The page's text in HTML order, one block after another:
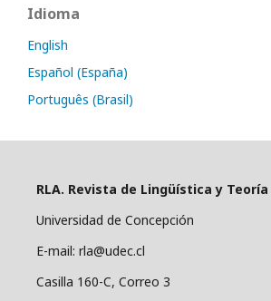
Idioma
English
Español (España)
Português (Brasil)
RLA. Revista de Lingüística y
Universidad de Concepción
E-mail: rla@udec.cl
Casilla 160-C, Correo 3